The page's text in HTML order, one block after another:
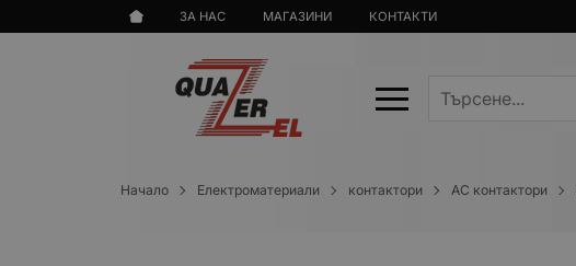
ЗА НАС МАГАЗИНИ КОНТАКТИ
Начало Електроматериали контактори AC контактори